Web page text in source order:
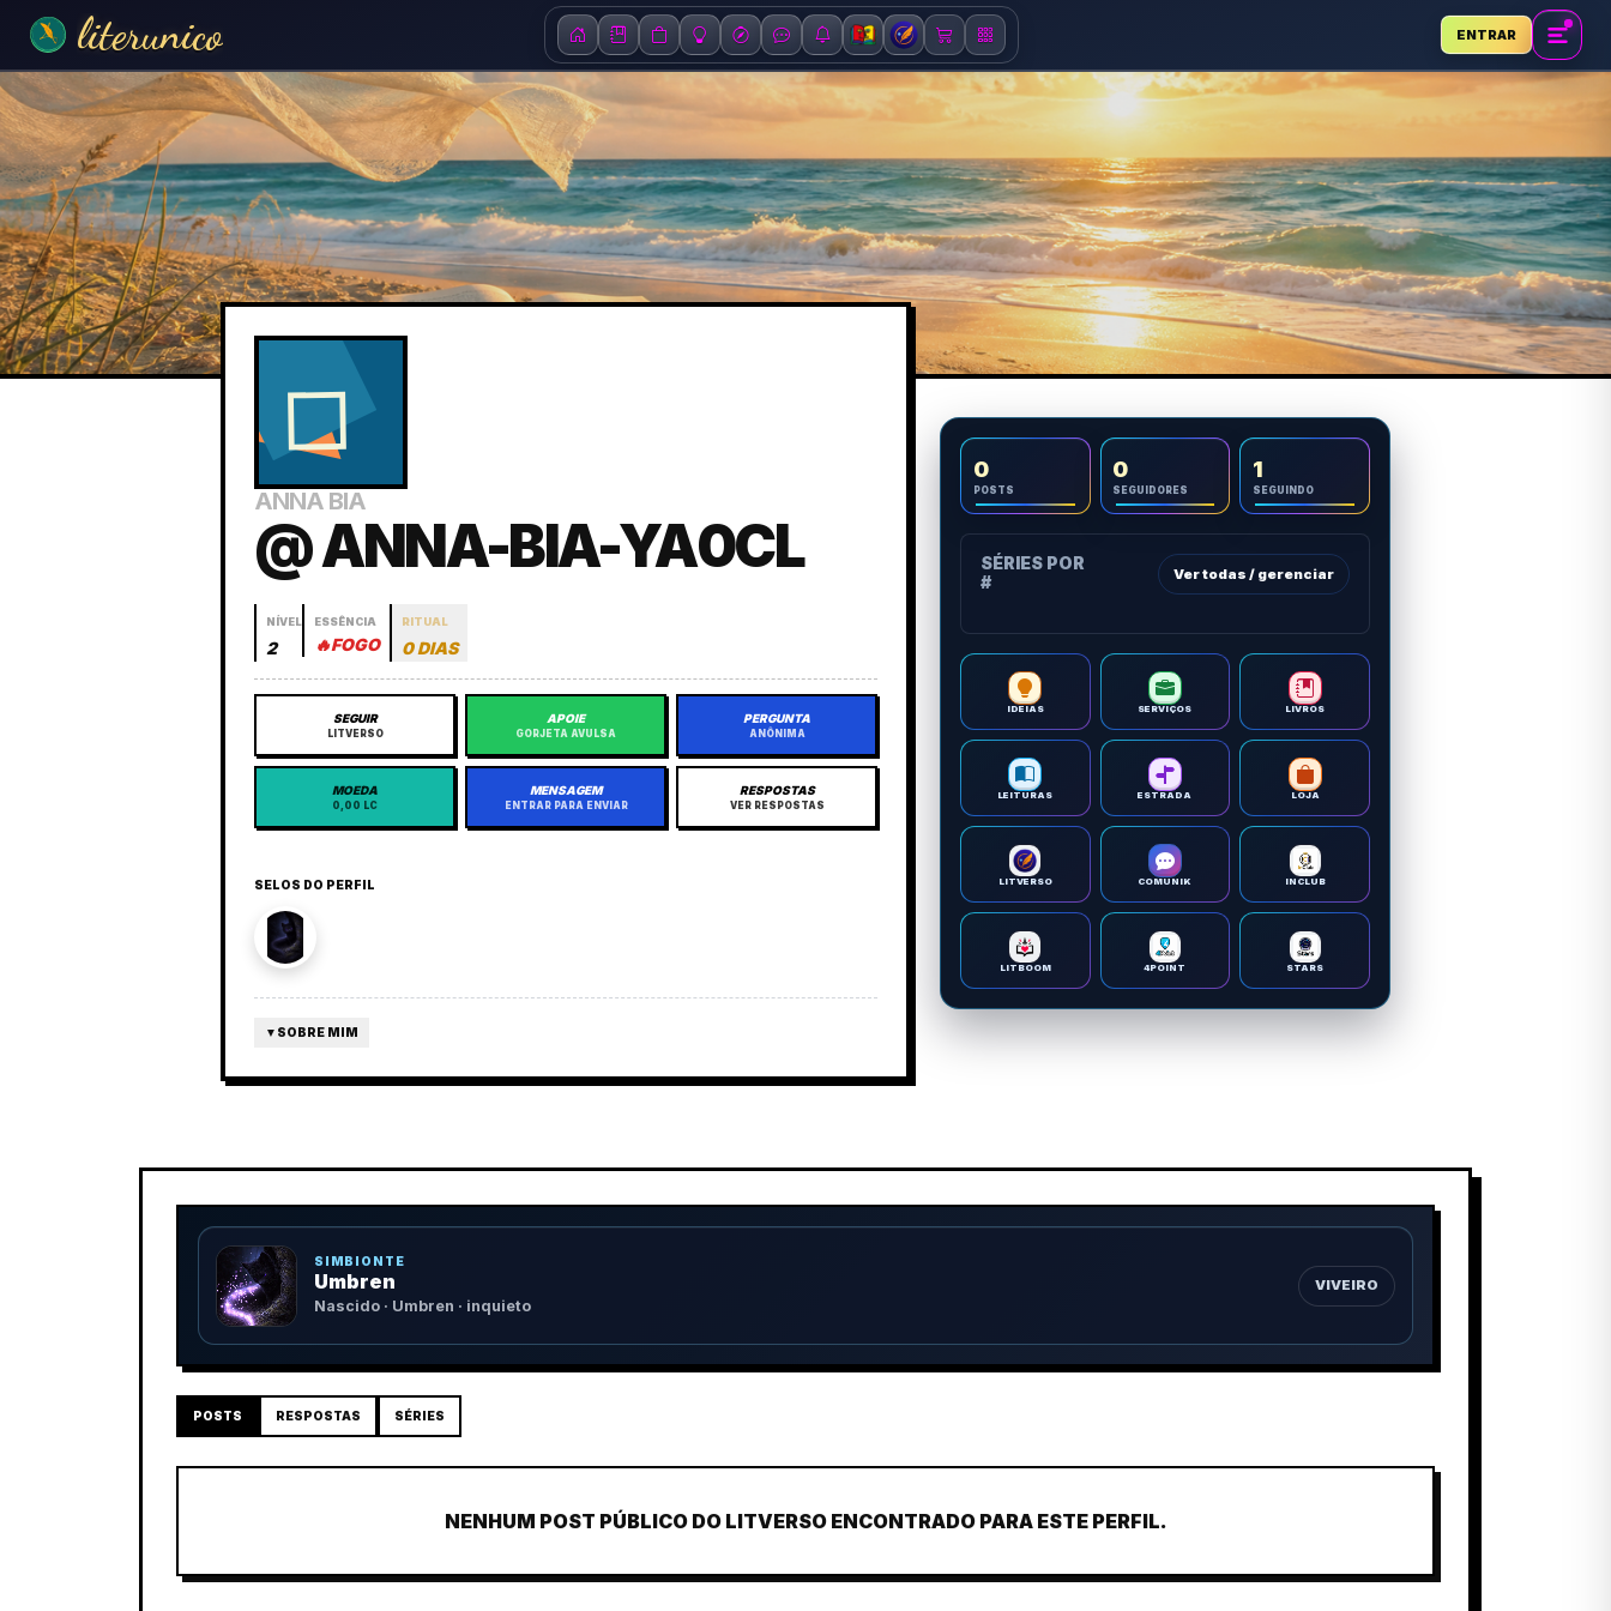
literunico ENTRAR
ANNA BIA
@ ANNA-BIA-YA0CL
NÍVEL
2
ESSÊNCIA
🔥FOGO
RITUAL
0 DIAS
SEGUIR
LITVERSO
APOIE
GORJETA AVULSA
PERGUNTA
ANÔNIMA
MOEDA
0,00 LC
MENSAGEM
ENTRAR PARA ENVIAR
RESPOSTAS
VER RESPOSTAS
SELOS DO PERFIL
▼ SOBRE MIM
0
POSTS
0
SEGUIDORES
1
SEGUINDO
SÉRIES POR
#
Ver todas / gerenciar
IDEIAS SERVIÇOS LIVROS
LEITURAS ESTRADA LOJA
LITVERSO COMUNIK INCLUB
LITBOOM 4POINT STARS
SIMBIONTE
Umbren
Nascido · Umbren · inquieto
VIVEIRO
POSTS RESPOSTAS SÉRIES
NENHUM POST PÚBLICO DO LITVERSO ENCONTRADO PARA ESTE PERFIL.